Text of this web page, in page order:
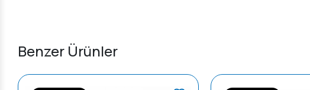
Benzer Ürünler